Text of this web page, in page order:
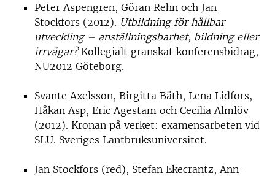
Peter Aspengren, Göran Rehn och Jan
Stockfors (2012). Utbildning för hållbar
utveckling – anställningsbarhet, bildning eller
irrvägar?Kollegialt granskat konferensbidrag,
NU2012 Göteborg.
Svante Axelsson, Birgitta Båth, Lena Lidfors,
Håkan Asp, Eric Agestam och Cecilia Almlöv
(2012). Kronan på verket: examensarbeten vid
SLU. Sveriges Lantbruksuniversitet.
Jan Stockfors (red), Stefan Ekecrantz, Ann-